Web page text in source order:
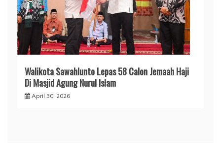
Walikota Sawahlunto Lepas 58 Calon Jemaah Haji
Di Masjid Agung Nurul Islam
April 30, 2026